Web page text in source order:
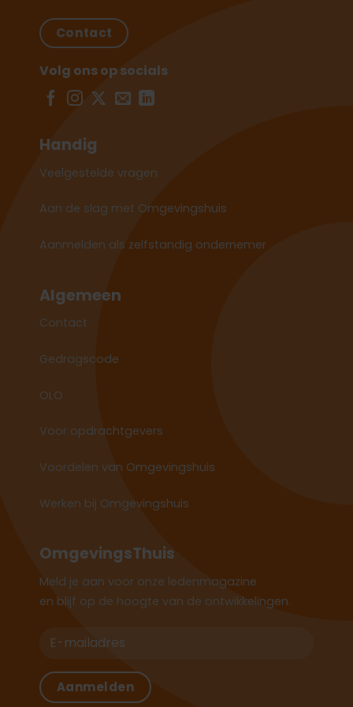
Contact
Volg ons op socials
Handig
Veelgestelde vragen
Aan de slag met Omgevingshuis
Aanmelden als zelfstandig ondernemer
Algemeen
Contact
Gedragscode
OLO
Voor opdrachtgevers
Voordelen van Omgevingshuis
Werken bij Omgevingshuis
OmgevingsThuis
Meld je aan voor onze ledenmagazine
en blijf op de hoogte van de ontwikkelingen.